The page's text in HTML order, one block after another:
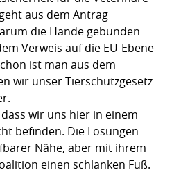
aus dem Antrag
die Hände gebunden
Verweis auf die EU-Ebene
ist man aus dem
wir unser Tierschutzgesetz
wir uns hier in einem
befinden. Die Lösungen
Nähe, aber mit ihrem
einen schlanken Fuß.